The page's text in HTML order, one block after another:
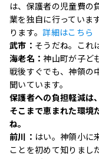
は、保護者の児童費の
業を独自に行っていま
ります。詳細はこちら
武市： そうだね。これ
海老名：神山町が子ど
戦後すぐでも、神領の
聞いています。
保護者への負担軽減は
そこまで恵まれた環境
ね。
前川： はい。神領小に
ことを初めて知りまし